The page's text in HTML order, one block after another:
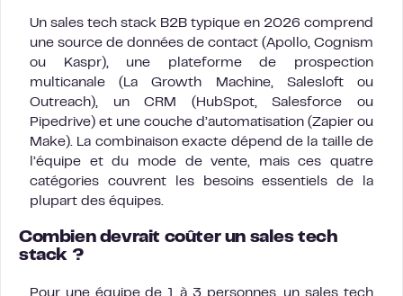
Un sales tech stack B2B typique en 2026 comprend
une source de données de contact (Apollo, Cognism
ou Kaspr), une plateforme de prospection
multicanale (La Growth Machine, Salesloft ou
Outreach), un CRM (HubSpot, Salesforce ou
Pipedrive) et une couche d’automatisation (Zapier ou
Make). La combinaison exacte dépend de la taille de
l’équipe et du mode de vente, mais ces quatre
catégories couvrent les besoins essentiels de la
plupart des équipes.
Combien devrait coûter un sales tech
stack ?
Pour une équipe de 1 à 3 personnes, un sales tech